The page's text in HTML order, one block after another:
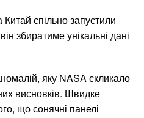
спільно запустили
збиратиме унікальні дані
яку NASA скликало
висновків. Швидке
що сонячні панелі